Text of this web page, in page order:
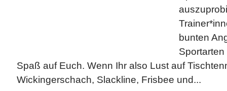
bunten
Spaß auf Euch. Wenn Ihr also Lust auf
Wickingerschach, Slackline, Frisbee und...